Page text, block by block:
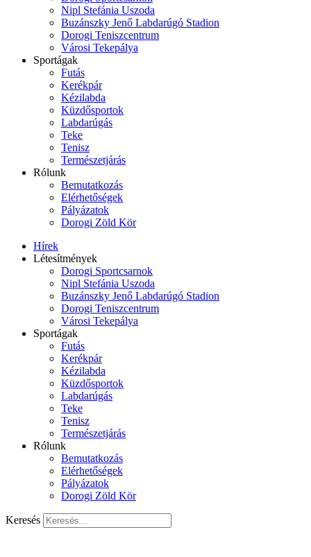
Nipl Stefánia Uszoda
Buzánszky Jenő Labdarúgó Stadion
Dorogi Teniszcentrum
Városi Tekepálya
Sportágak
Futás
Kerékpár
Kézilabda
Küzdősportok
Labdarúgás
Teke
Tenisz
Természetjárás
Rólunk
Bemutatkozás
Elérhetőségek
Pályázatok
Dorogi Zöld Kör
Hírek
Létesítmények
Dorogi Sportcsarnok
Nipl Stefánia Uszoda
Buzánszky Jenő Labdarúgó Stadion
Dorogi Teniszcentrum
Városi Tekepálya
Sportágak
Futás
Kerékpár
Kézilabda
Küzdősportok
Labdarúgás
Teke
Tenisz
Természetjárás
Rólunk
Bemutatkozás
Elérhetőségek
Pályázatok
Dorogi Zöld Kör
Keresés